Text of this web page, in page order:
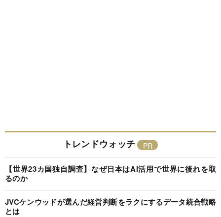
トレンドウォッチ
【世界23カ国独自調査】なぜ日本はAI活用で世界に後れを取
るのか
JVCケンウッドが選んだ経営判断をラクにするデータ統合戦略
とは